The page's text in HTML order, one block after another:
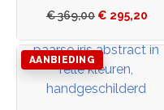
€369,00 € 295,20
AANBIEDING